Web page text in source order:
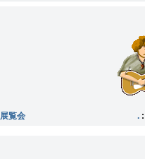
展覧会 . :